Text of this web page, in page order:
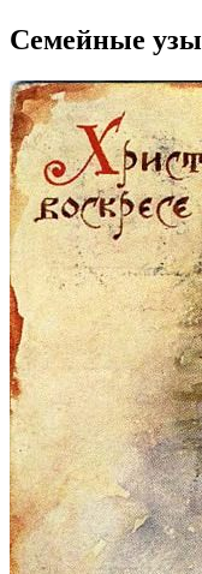
Семейные узы